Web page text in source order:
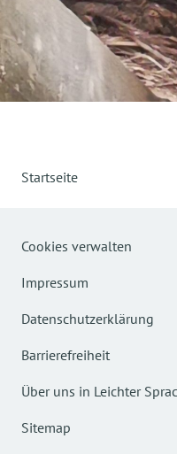
Startseite
Cookies verwalten
Impressum
Datenschutzerklärung
Barrierefreiheit
Über uns in Leichter
Sitemap